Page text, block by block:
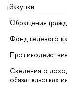
Ю
Я
Закупки
Обращения
Фонд целевого
Сведения о
обязательствах